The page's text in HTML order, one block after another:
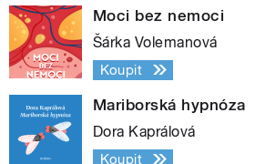
Moci bez nemoci
Šárka Volemanová
Koupit
Mariborská hypnóza
Dora Kaprálová
Koupit